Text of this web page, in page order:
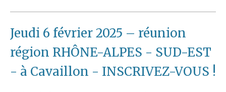
Jeudi 6 février 2025 – réunion
région RHÔNE-ALPES - SUD-EST
- à Cavaillon - INSCRIVEZ-VOUS !